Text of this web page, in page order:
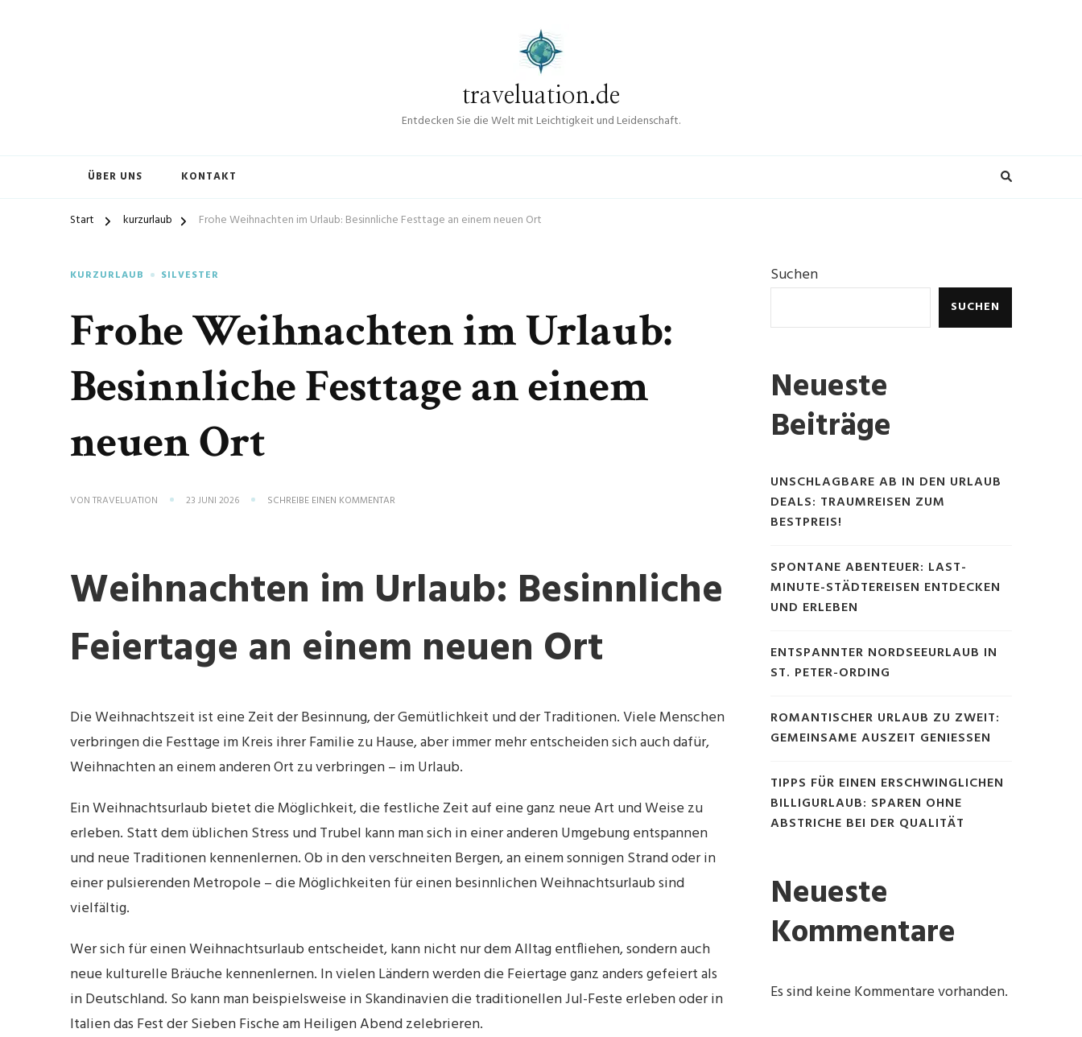
traveluation.de
Entdecken Sie die Welt mit Leichtigkeit und Leidenschaft.
ÜBER UNS KONTAKT
Start kurzurlaub Frohe Weihnachten im Urlaub: Besinnliche Festtage an einem neuen Ort
KURZURLAUB SILVESTER
Frohe Weihnachten im Urlaub:
Besinnliche Festtage an einem
neuen Ort
VON TRAVELUATION 23 JUNI 2026 SCHREIBE EINEN KOMMENTAR
FESTTAGE
AN
ORT
Weihnachten im Urlaub: Besinnliche
Feiertage an einem neuen Ort
Die Weihnachtszeit ist eine Zeit der Besinnung, der Gemütlichkeit und der Traditionen. Viele Menschen
verbringen die Festtage im Kreis ihrer Familie zu Hause, aber immer mehr entscheiden sich auch dafür,
Weihnachten an einem anderen Ort zu verbringen – im Urlaub.
Ein Weihnachtsurlaub bietet die Möglichkeit, die festliche Zeit auf eine ganz neue Art und Weise zu
erleben. Statt dem üblichen Stress und Trubel kann man sich in einer anderen Umgebung entspannen
und neue Traditionen kennenlernen. Ob in den verschneiten Bergen, an einem sonnigen Strand oder in
einer pulsierenden Metropole – die Möglichkeiten für einen besinnlichen Weihnachtsurlaub sind
vielfältig.
Wer sich für einen Weihnachtsurlaub entscheidet, kann nicht nur dem Alltag entfliehen, sondern auch
neue kulturelle Bräuche kennenlernen. In vielen Ländern werden die Feiertage ganz anders gefeiert als
in Deutschland. So kann man beispielsweise in Skandinavien die traditionellen Jul-Feste erleben oder in
Italien das Fest der Sieben Fische am Heiligen Abend zelebrieren.
Suchen
SUCHEN
Neueste
Beiträge
UNSCHLAGBARE AB IN DEN URLAUB
DEALS: TRAUMREISEN ZUM
BESTPREIS!
SPONTANE ABENTEUER: LAST-
MINUTE-STÄDTEREISEN ENTDECKEN
UND ERLEBEN
ENTSPANNTER NORDSEEURLAUB IN
ST. PETER-ORDING
ROMANTISCHER URLAUB ZU ZWEIT:
GEMEINSAME AUSZEIT GENIESSEN
TIPPS FÜR EINEN ERSCHWINGLICHEN
BILLIGURLAUB: SPAREN OHNE
ABSTRICHE BEI DER QUALITÄT
Neueste
Kommentare
Es sind keine Kommentare vorhanden.